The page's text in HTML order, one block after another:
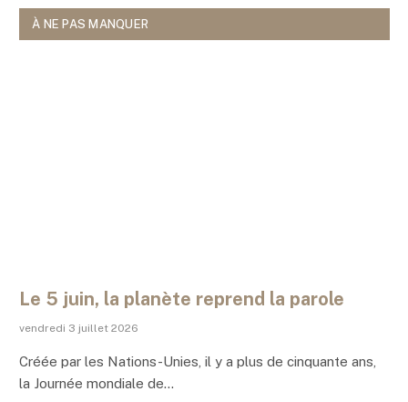
À NE PAS MANQUER
Le 5 juin, la planète reprend la parole
vendredi 3 juillet 2026
Créée par les Nations-Unies, il y a plus de cinquante ans,
la Journée mondiale de…